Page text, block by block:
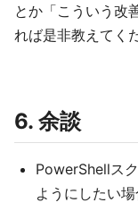
とか「こういう改
れば是非教えてく
6. 余談
PowerShellス
ようにしたい